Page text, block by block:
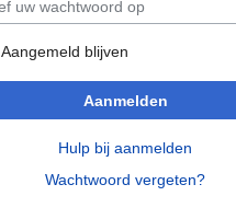
Aangemeld blijven
Aanmelden
Hulp bij aanmelden
Wachtwoord vergeten?